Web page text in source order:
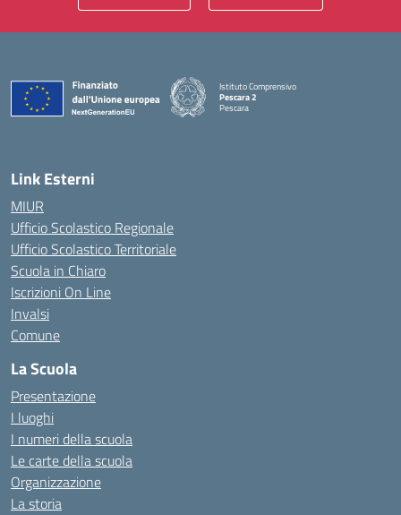
Istituto Comprensivo
Pescara 2
Pescara
Link Esterni
MIUR
Ufficio Scolastico Regionale
Ufficio Scolastico Territoriale
Scuola in Chiaro
Iscrizioni On Line
Invalsi
Comune
La Scuola
Presentazione
I luoghi
I numeri della scuola
Le carte della scuola
Organizzazione
La storia